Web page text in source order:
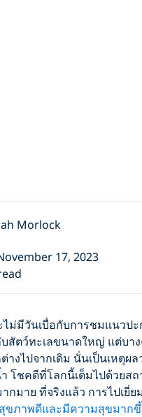
Morlock
17, 2023
ไม่มีวันเบื่อกับการชมแนวป
สัตว์ทะเลขนาดใหญ่ แต่บาง
างไปจากเดิม นั่นเป็นเหตุผล
โชคดีที่โลกนี้เต็มไปด้วยส
กมาย ที่จริงแล้ว การไปเยี่
ขภาพดีและมีความสุขมาก